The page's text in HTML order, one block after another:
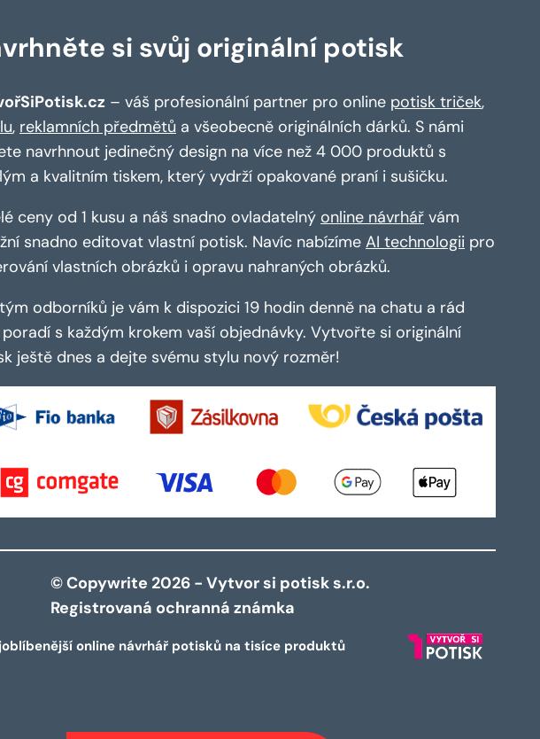
si svůj originální potisk
– váš profesionální partner pro online potisk triček,
, reklamních předmětů a všeobecně originálních dárků. S námi
navrhnout jedinečný design na více než 4 000 produktů s
a kvalitním tiskem, který vydrží opakované praní i sušičku.
ceny od 1 kusu a náš snadno ovladatelný online návrhář vám
snadno editovat vlastní potisk. Navíc nabízíme AI technologii pro
vlastních obrázků i opravu nahraných obrázků.
odborníků je vám k dispozici 19 hodin denně na chatu a rád
s každým krokem vaší objednávky. Vytvořte si originální
ještě dnes a dejte svému stylu nový rozměr!
© Copywrite 2026 - Vytvor si potisk s.r.o.
Registrovaná ochranná známka
online návrhář potisků na tisíce produktů